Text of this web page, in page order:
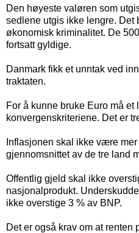
Den høyeste valøren som
sedlene utgis ikke lengre. Det
økonomisk kriminalitet. De
fortsatt gyldige.
Danmark fikk et unntak ved
traktaten.
For å kunne bruke Euro må et
konvergenskriteriene. Det er
Inflasjonen skal ikke være
gjennomsnittet av de tre land
Offentlig gjeld skal ikke
nasjonalprodukt.
ikke overstige 3 % av BNP.
Det er også krav om at